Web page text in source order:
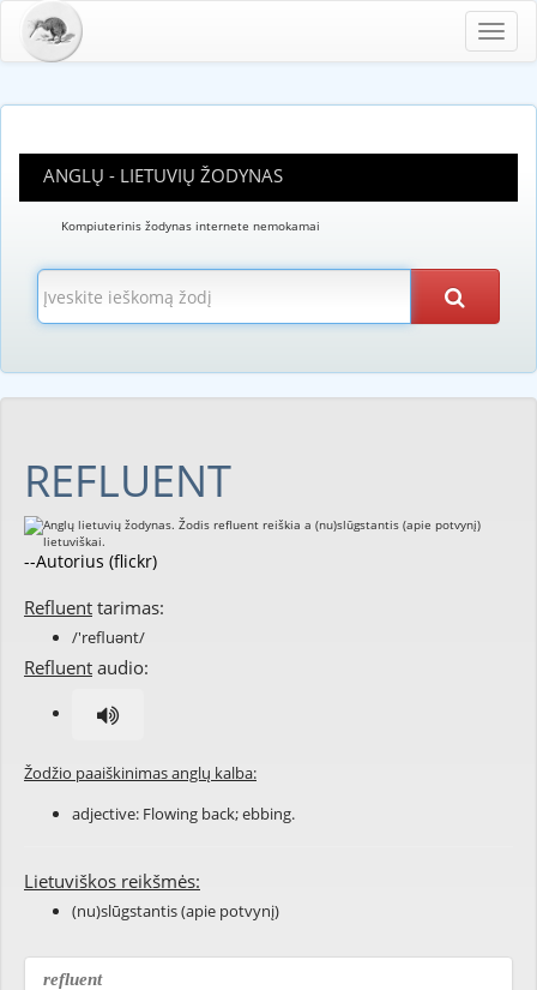
ANGLŲ - LIETUVIŲ ŽODYNAS
Kompiuterinis žodynas internete nemokamai
REFLUENT
--Autorius (flickr)
Refluent tarimas:
/'refluənt/
Refluent audio:
Žodžio paaiškinimas anglų kalba:
adjective: Flowing back; ebbing.
Lietuviškos reikšmės:
(nu)slūgstantis (apie potvynį)
refluent